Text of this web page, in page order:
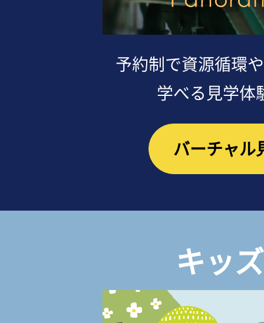
予約制で資源循環
学べる見学体
バーチャル
キッ